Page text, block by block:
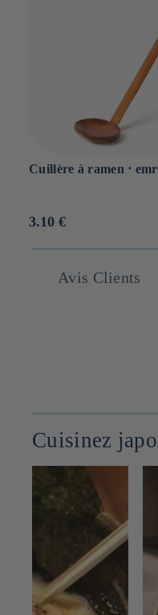
Cuillère à ramen ⋅
Prix
3.10 €
Avis Clients
Cuisinez